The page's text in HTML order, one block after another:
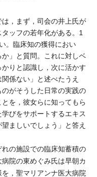
，まず，司会の井上氏が
ッフの若年化がある。1
。臨床知の獲得におい
」と質問。これに対しベ
りと認識し，次に活かす
係ない」と述べたうえ
がそうした日常の実践の
を，彼女らに知ってもら
びをサポートするエキス
ましいでしょう」と答え
の施設での臨床知蓄積の
院の東めぐみ氏は早朝カ
，聖マリアンナ医大病院